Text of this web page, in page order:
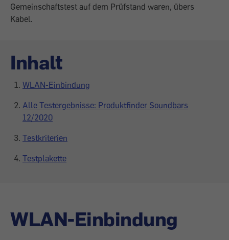
Gemeinschaftstest auf dem Prüfstand waren, übers
Kabel.
Inhalt
WLAN-Einbindung
Alle Testergebnisse: Produktfinder Soundbars
12/2020
Testkriterien
Testplakette
WLAN-Einbindung